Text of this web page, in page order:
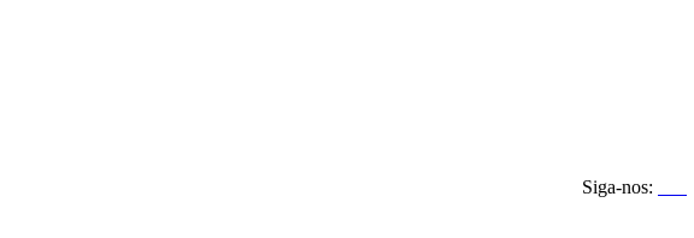
Siga-nos: